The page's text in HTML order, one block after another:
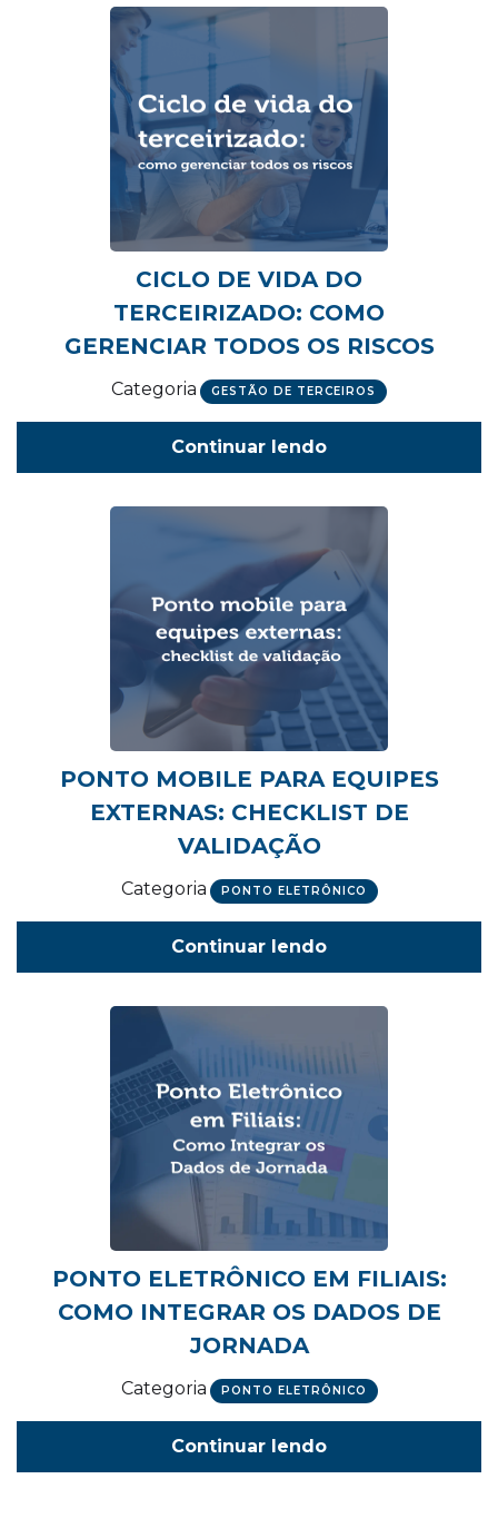
CICLO DE VIDA DO
TERCEIRIZADO: COMO
GERENCIAR TODOS OS RISCOS
Categoria GESTÃO DE TERCEIROS
Continuar lendo
PONTO MOBILE PARA EQUIPES
EXTERNAS: CHECKLIST DE
VALIDAÇÃO
Categoria PONTO ELETRÔNICO
Continuar lendo
PONTO ELETRÔNICO EM FILIAIS:
COMO INTEGRAR OS DADOS DE
JORNADA
Categoria PONTO ELETRÔNICO
Continuar lendo